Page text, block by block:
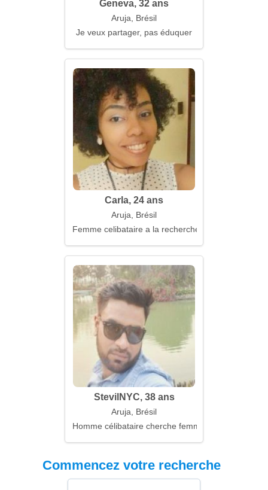
Geneva, 32 ans
Aruja, Brésil
Je veux partager, pas éduquer
Carla, 24 ans
Aruja, Brésil
Femme celibataire a la recherche d'un mari
StevilNYC, 38 ans
Aruja, Brésil
Homme célibataire cherche femme
Commencez votre recherche